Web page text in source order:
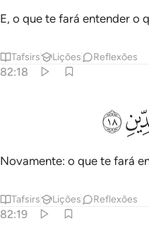
E, o que te fará entender o
Tafsirs Lições Reflexões
82:18
ﲙ
Novamente: o que te fará
Tafsirs Lições Reflexões
82:19